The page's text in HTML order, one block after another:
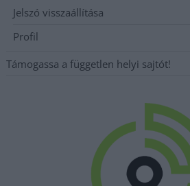
Jelszó visszaállítása
Profil
Támogassa a független helyi sajtót!